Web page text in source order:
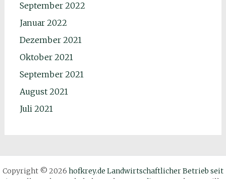
September 2022
Januar 2022
Dezember 2021
Oktober 2021
September 2021
August 2021
Juli 2021
Copyright © 2026 hofkrey.de Landwirtschaftlicher Betrieb seit